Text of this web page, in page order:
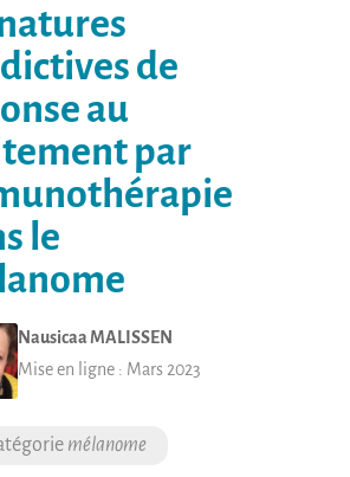
de
au
par
le
NausicaaMALISSEN
Mise en ligne : Mars 2023
mélanome